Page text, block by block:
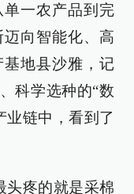
一农产品到完
向智能化、高
地县沙雅，记
科学选种的“数
业链中，看到了
头疼的就是采棉